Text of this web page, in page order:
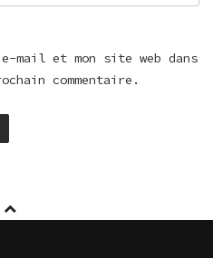
mail et mon site web dans
commentaire.